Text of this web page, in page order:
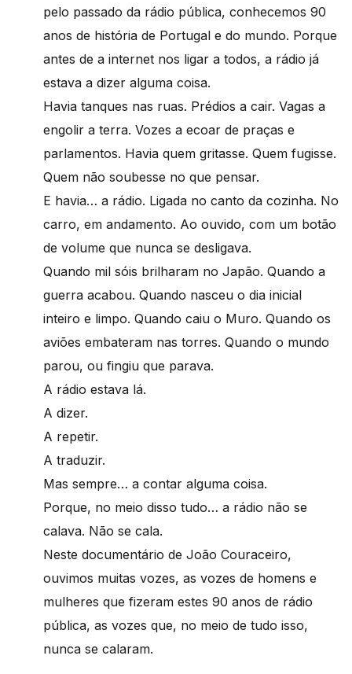
pelo passado da rádio pública, conhecemos 90
anos de história de Portugal e do mundo. Porque
antes de a internet nos ligar a todos, a rádio já
estava a dizer alguma coisa.
Havia tanques nas ruas. Prédios a cair. Vagas a
engolir a terra. Vozes a ecoar de praças e
parlamentos. Havia quem gritasse. Quem fugisse.
Quem não soubesse no que pensar.
E havia… a rádio. Ligada no canto da cozinha. No
carro, em andamento. Ao ouvido, com um botão
de volume que nunca se desligava.
Quando mil sóis brilharam no Japão. Quando a
guerra acabou. Quando nasceu o dia inicial
inteiro e limpo. Quando caiu o Muro. Quando os
aviões embateram nas torres. Quando o mundo
parou, ou fingiu que parava.
A rádio estava lá.
A dizer.
A repetir.
A traduzir.
Mas sempre… a contar alguma coisa.
Porque, no meio disso tudo… a rádio não se
calava. Não se cala.
Neste documentário de João Couraceiro,
ouvimos muitas vozes, as vozes de homens e
mulheres que fizeram estes 90 anos de rádio
pública, as vozes que, no meio de tudo isso,
nunca se calaram.